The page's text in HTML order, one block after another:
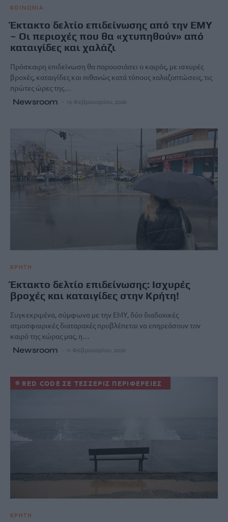
ΚΟΙΝΩΝΙΑ
Έκτακτο δελτίο επιδείνωσης από την ΕΜΥ
– Οι περιοχές που θα «χτυπηθούν» από
καταιγίδες και χαλάζι
Πρόσκαιρη επιδείνωση θα παρουσιάσει ο καιρός, με ισχυρές
βροχές, καταιγίδες και πιθανώς κατά τόπους χαλαζοπτώσεις, τις
πρώτες ώρες της…
Newsroom 19 Φεβρουαρίου, 2026
ΚΡΗΤΗ
Έκτακτο δελτίο επιδείνωσης: Ισχυρές
βροχές και καταιγίδες στην Κρήτη!
Συγκεκριμένα, σύμφωνα με την ΕΜΥ, δύο διαδοχικές
ατμοσφαιρικές διαταραχές προβλέπεται να επηρεάσουν τον
καιρό της χώρας μας, η…
Newsroom 11 Φεβρουαρίου, 2026
· RED CODE ΣΕ ΤΕΣΣΕΡΙΣ ΠΕΡΙΦΕΡΕΙΕΣ
ΚΡΗΤΗ